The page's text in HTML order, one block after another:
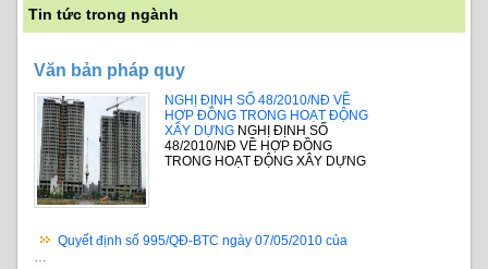
Tin tức trong ngành
Văn bản pháp quy
NGHỊ ĐỊNH SỐ 48/2010/NĐ VỀ
HỢP ĐỒNG TRONG HOẠT ĐỘNG
XÂY DỰNG NGHỊ ĐỊNH SỐ
48/2010/NĐ VỀ HỢP ĐỒNG
TRONG HOẠT ĐỘNG XÂY DỰNG
Quyết định số 995/QĐ-BTC ngày 07/05/2010 của
…